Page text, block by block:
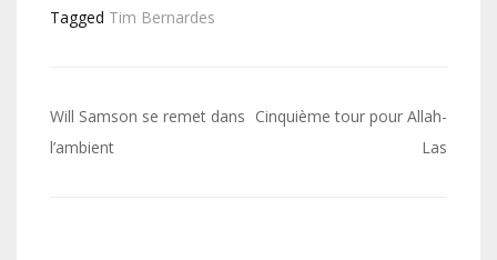
Tagged Tim Bernardes
Navigation
de
Will Samson se remet dans
l’ambient
Cinquième tour pour Allah-
Las